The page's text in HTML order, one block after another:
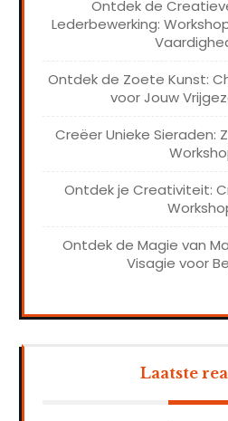
Ontdek de
Lederbewerking:
Ontdek de Zoete Kunst:
voor Jouw
Creëer Unieke Sieraden:
Ontdek je Creativiteit:
Ontdek de Magie van
Visagie voor
Laatste